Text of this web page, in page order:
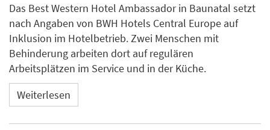
Das Best Western Hotel Ambassador in Baunatal setzt
nach Angaben von BWH Hotels Central Europe auf
Inklusion im Hotelbetrieb. Zwei Menschen mit
Behinderung arbeiten dort auf regulären
Arbeitsplätzen im Service und in der Küche.
Weiterlesen